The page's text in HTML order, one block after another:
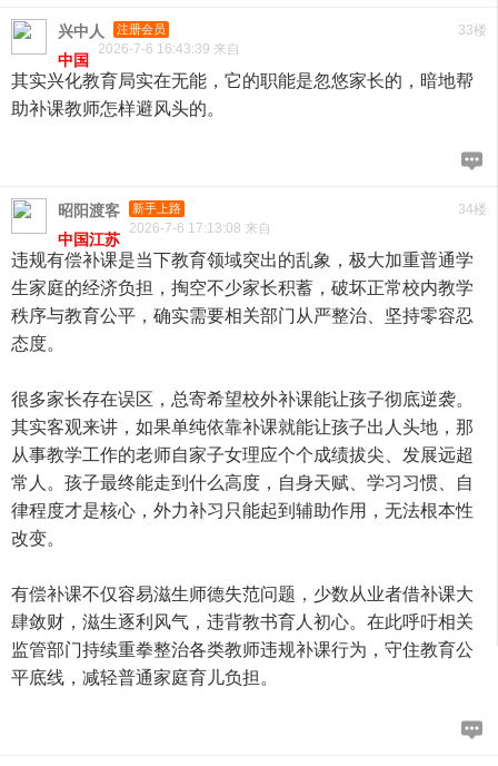
33楼
兴中人 注册会员
2026-7-6 16:43:39 来自
中国
其实兴化教育局实在无能，它的职能是忽悠家长的，暗地帮
助补课教师怎样避风头的。
34楼
昭阳渡客 新手上路
2026-7-6 17:13:08 来自
中国江苏
违规有偿补课是当下教育领域突出的乱象，极大加重普通学
生家庭的经济负担，掏空不少家长积蓄，破坏正常校内教学
秩序与教育公平，确实需要相关部门从严整治、坚持零容忍
态度。
很多家长存在误区，总寄希望校外补课能让孩子彻底逆袭。
其实客观来讲，如果单纯依靠补课就能让孩子出人头地，那
从事教学工作的老师自家子女理应个个成绩拔尖、发展远超
常人。孩子最终能走到什么高度，自身天赋、学习习惯、自
律程度才是核心，外力补习只能起到辅助作用，无法根本性
改变。
有偿补课不仅容易滋生师德失范问题，少数从业者借补课大
肆敛财，滋生逐利风气，违背教书育人初心。在此呼吁相关
监管部门持续重拳整治各类教师违规补课行为，守住教育公
平底线，减轻普通家庭育儿负担。